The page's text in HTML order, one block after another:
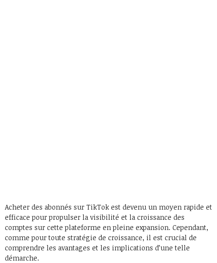
Acheter des abonnés sur TikTok est devenu un moyen rapide et
efficace pour propulser la visibilité et la croissance des
comptes sur cette plateforme en pleine expansion. Cependant,
comme pour toute stratégie de croissance, il est crucial de
comprendre les avantages et les implications d’une telle
démarche.